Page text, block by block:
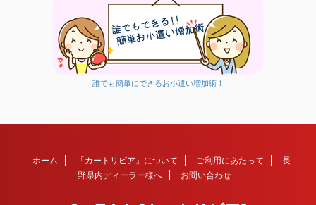
誰でも簡単にできるお小遣い増加術！
ホーム 「カートリビア」について ご利用にあたって
長
野県内ディーラー様へ
お問い合わせ